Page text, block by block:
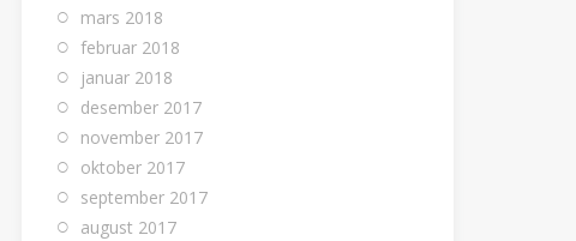
mars 2018
februar 2018
januar 2018
desember 2017
november 2017
oktober 2017
september 2017
august 2017